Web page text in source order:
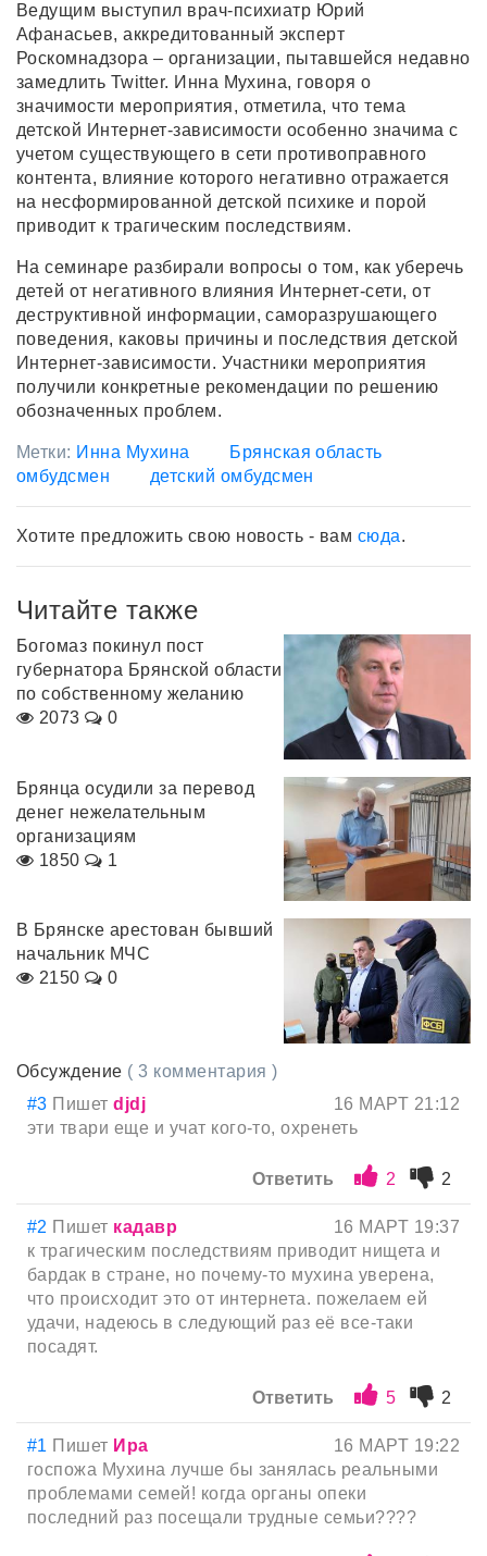
Ведущим выступил врач-психиатр Юрий
Афанасьев, аккредитованный эксперт
Роскомнадзора – организации, пытавшейся недавно
замедлить Twitter. Инна Мухина, говоря о
значимости мероприятия, отметила, что тема
детской Интернет-зависимости особенно значима с
учетом существующего в сети противоправного
контента, влияние которого негативно отражается
на несформированной детской психике и порой
приводит к трагическим последствиям.
На семинаре разбирали вопросы о том, как уберечь
детей от негативного влияния Интернет-сети, от
деструктивной информации, саморазрушающего
поведения, каковы причины и последствия детской
Интернет-зависимости. Участники мероприятия
получили конкретные рекомендации по решению
обозначенных проблем.
Метки: Инна Мухина
Брянская область
омбудсмен
детский омбудсмен
Хотите предложить свою новость - вам сюда.
Читайте также
Богомаз покинул пост
губернатора Брянской области
по собственному желанию
2073
0
Брянца осудили за перевод
денег нежелательным
организациям
1850
1
В Брянске арестован бывший
начальник МЧС
2150
0
Обсуждение ( 3 комментария )
#3 Пишетdjdj
16 МАРТ 21:12
эти твари еще и учат кого-то, охренеть
Ответить 2 2
#2 Пишет кадавр
16 МАРТ 19:37
к трагическим последствиям приводит нищета и
бардак в стране, но почему-то мухина уверена,
что происходит это от интернета. пожелаем ей
удачи, надеюсь в следующий раз её все-таки
посадят.
Ответить 5 2
#1 Пишет Ира
16 МАРТ 19:22
госпожа Мухина лучше бы занялась реальными
проблемами семей! когда органы опеки
последний раз посещали трудные семьи????